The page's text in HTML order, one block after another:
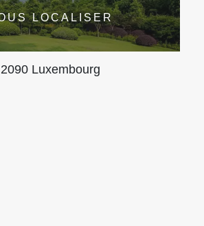
LOCALISER
2090 Luxembourg